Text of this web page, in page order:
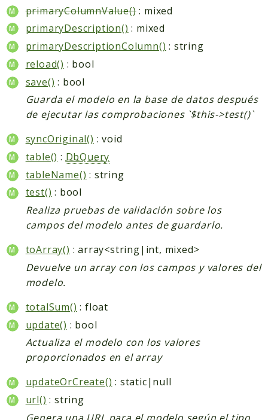
primaryColumnValue(): mixed
primaryDescription() : mixed
primaryDescriptionColumn() : string
reload() : bool
save() : bool
Guarda el modelo en la base de datos después
de ejecutar las comprobaciones `$this->test()`
syncOriginal() : void
table() : DbQuery
tableName() : string
test() : bool
Realiza pruebas de validación sobre los
campos del modelo antes de guardarlo.
toArray() : array<string|int, mixed>
Devuelve un array con los campos y valores del
modelo.
totalSum() : float
update() : bool
Actualiza el modelo con los valores
proporcionados en el array
updateOrCreate() : static|null
url() : string